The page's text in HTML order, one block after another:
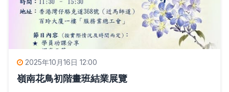
2025年10月16日 12:00
嶺南花鳥初階畫班結業展覽